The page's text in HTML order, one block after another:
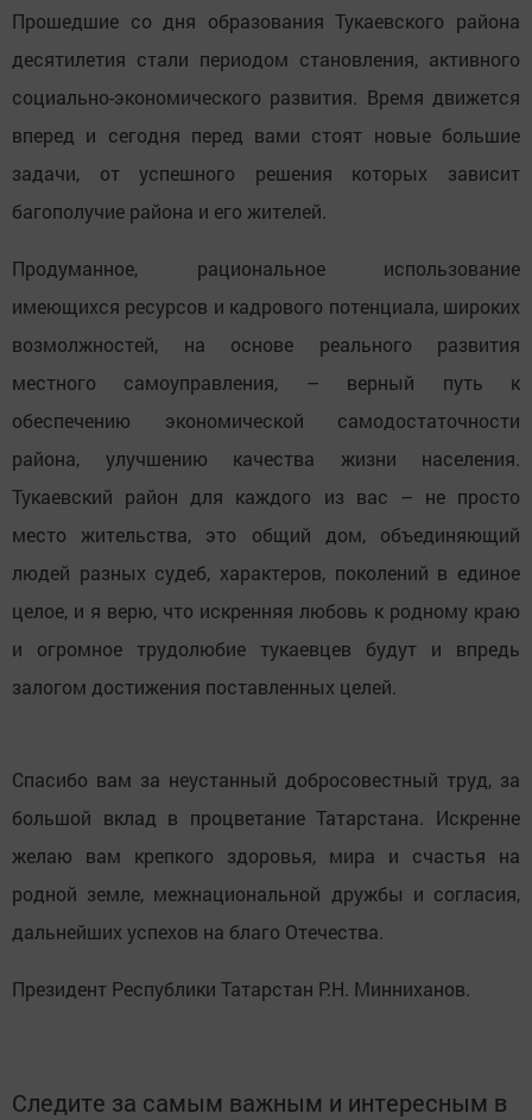
Прошедшие со дня образования Тукаевского района
десятилетия стали периодом становления, активного
социально-экономического развития. Время движется
вперед и сегодня перед вами стоят новые большие
задачи, от успешного решения которых зависит
багополучие района и его жителей.
Продуманное, рациональное использование
имеющихся ресурсов и кадрового потенциала, широких
возмолжностей, на основе реального развития
местного самоуправления, – верный путь к
обеспечению экономической самодостаточности
района, улучшению качества жизни населения.
Тукаевский район для каждого из вас – не просто
место жительства, это общий дом, объединяющий
людей разных судеб, характеров, поколений в единое
целое, и я верю, что искренняя любовь к родному краю
и огромное трудолюбие тукаевцев будут и впредь
залогом достижения поставленных целей.
Спасибо вам за неустанный добросовестный труд, за
большой вклад в процветание Татарстана. Искренне
желаю вам крепкого здоровья, мира и счастья на
родной земле, межнациональной дружбы и согласия,
дальнейших успехов на благо Отечества.
Президент Республики Татарстан Р.Н. Минниханов.
Следите за самым важным и интересным в